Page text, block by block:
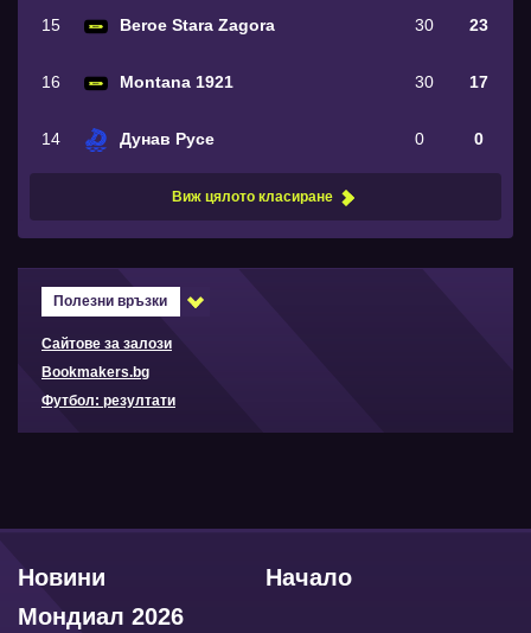
15 Beroe Stara Zagora 30 23
16 Montana 1921 30 17
14 Дунав Русе 0 0
Виж цялото класиране
Полезни връзки
Сайтове за залози
Bookmakers.bg
Футбол: резултати
Начало
Новини
Мондиал 2026